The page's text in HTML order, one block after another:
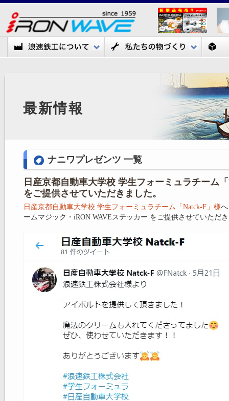
浪速鉃工について 私たち
最新情報
ナニワプレゼンツ 一覧
日産京都自動車大学校 学生フォーミュラチーム
をご提供させていただきました。
日産京都自動車大学校 学生フォーミュラチーム「Natck-F」様
ームマジック・iRON WAVEステッカー をご提供させていただ